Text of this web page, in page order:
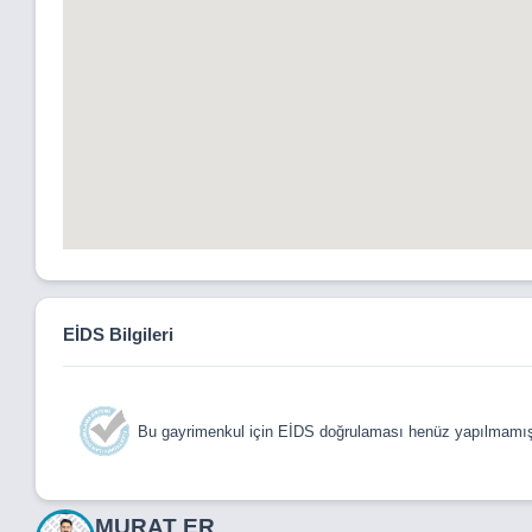
EİDS Bilgileri
Bu gayrimenkul için EİDS doğrulaması henüz
MURAT ER